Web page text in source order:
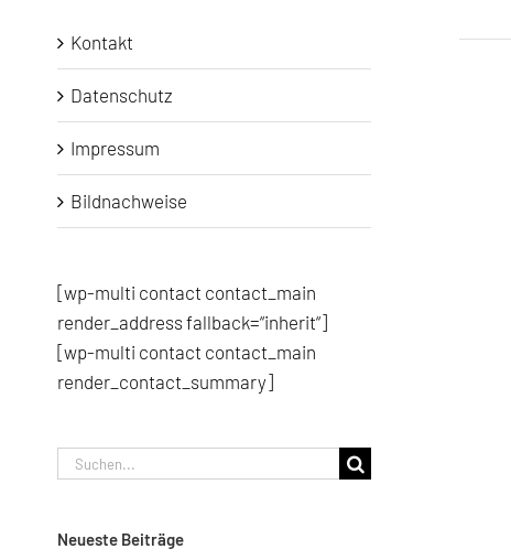
Kontakt
Datenschutz
Impressum
Bildnachweise
[wp-multi contact contact_main
render_address fallback=“inherit“]
[wp-multi contact contact_main
render_contact_summary]
Suche
Neueste Beiträge